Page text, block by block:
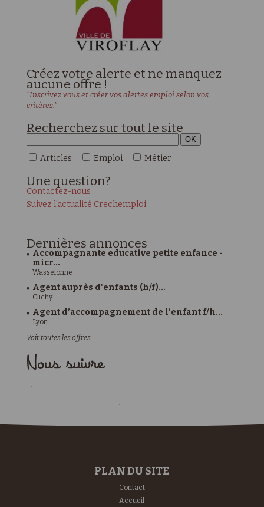
Créez votre alerte et ne manquez
aucune offre !
"Inscrivez vous et créer vos alertes emploi selon vos
critères."
Recherchez sur tout le site
Articles Emploi Métier
Une question?
Contactez-nous
Suivez l'actualité Crechemploi
Dernières annonces
Accompagnante educative petite enfance -
micr...
Wasselonne
Agent auprès d'enfants (h/f)...
Clichy
Agent d’accompagnement de l’enfant f/h...
Lyon
Voir toutes les offres...
Nous suivre
PLAN DU SITE
Contact
Accueil